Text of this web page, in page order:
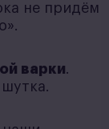
не придём
варки.